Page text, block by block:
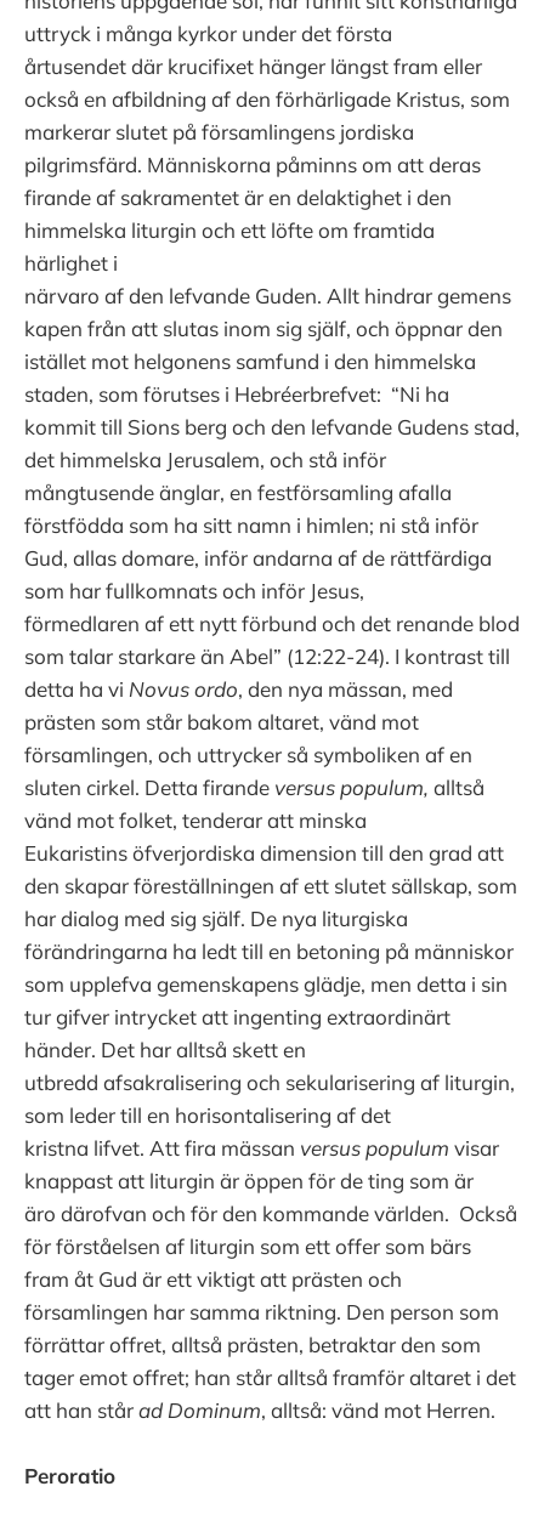
uttryck i många kyrkor under det första
årtusendet där krucifixet hänger längst fram eller
också en afbildning af den förhärligade Kristus, som
markerar slutet på församlingens jordiska
pilgrimsfärd. Människorna påminns om att deras
firande af sakramentet är en delaktighet i den
himmelska liturgin och ett löfte om framtida
härlighet i
närvaro af den lefvande Guden. Allt hindrar gemens
kapen från att slutas inom sig själf, och öppnar den
istället mot helgonens samfund i den himmelska
staden, som förutses i Hebréerbrefvet: “Ni ha
kommit till Sions berg och den lefvande Gudens stad,
det himmelska Jerusalem, och stå inför
mångtusende änglar, en festförsamling afalla
förstfödda som ha sitt namn i himlen; ni stå inför
Gud, allas domare, inför andarna af de rättfärdiga
som har fullkomnats och inför Jesus,
förmedlaren af ett nytt förbund och det renande blod
som talar starkare än Abel” (12:22-24). I kontrast till
detta ha vi Novusordo, den nya mässan, med
prästen som står bakom altaret, vänd mot
församlingen, och uttrycker så symboliken af en
sluten cirkel. Detta firande versus populum, alltså
vänd mot folket, tenderar att minska
Eukaristins öfverjordiska dimension till den grad att
den skapar föreställningen af ett slutet sällskap, som
har dialog med sig själf. De nya liturgiska
förändringarna ha ledt till en betoning på människor
som upplefva gemenskapens glädje, men detta i sin
tur gifver intrycket att ingenting extraordinärt
händer. Det har alltså skett en
utbredd afsakralisering och sekularisering af liturgin,
som leder till en horisontalisering af det
kristna lifvet. Att fira mässan versus populum visar
knappast att liturgin är öppen för de ting som är
äro därofvan och för den kommande världen. Också
för förståelsen af liturgin som ett offer som bärs
fram åt Gud är ett viktigt att prästen och
församlingen har samma riktning. Den person som
förrättar offret, alltså prästen, betraktar den som
tager emot offret; han står alltså framför altaret i det
att han stårad Dominum, alltså: vänd mot Herren.
Peroratio